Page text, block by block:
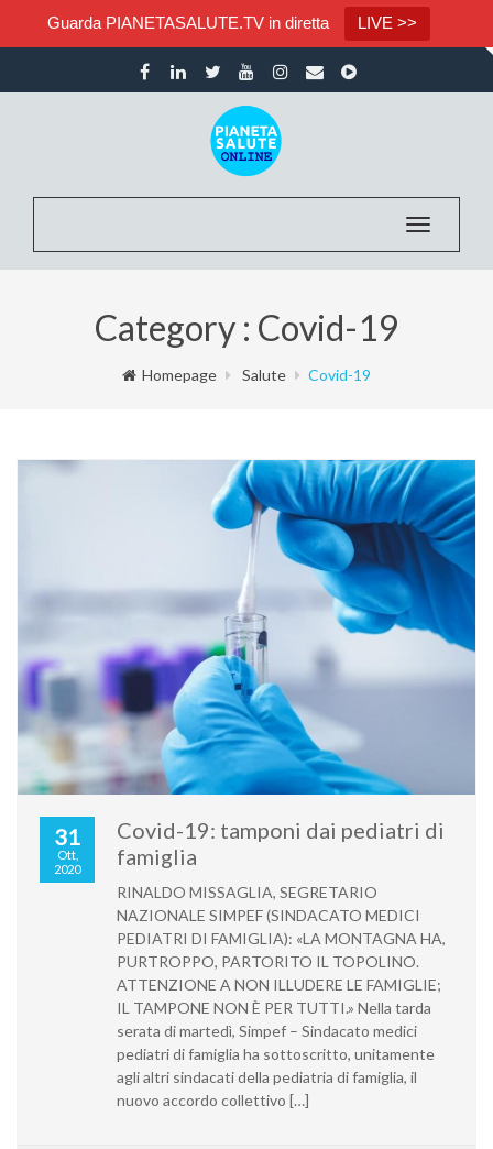
Guarda PIANETASALUTE.TV in diretta LIVE >>
Toggle
Category : Covid-19
Homepage Salute Covid-19
31
Ott,
2020
Covid-19: tamponi dai pediatri di
famiglia
RINALDO MISSAGLIA, SEGRETARIO
NAZIONALE SIMPEF (SINDACATO MEDICI
PEDIATRI DI FAMIGLIA): «LA MONTAGNA HA,
PURTROPPO, PARTORITO IL TOPOLINO.
ATTENZIONE A NON ILLUDERE LE FAMIGLIE;
IL TAMPONE NON È PER TUTTI.» Nella tarda
serata di martedì, Simpef – Sindacato medici
pediatri di famiglia ha sottoscritto, unitamente
agli altri sindacati della pediatria di famiglia, il
nuovo accordo collettivo […]